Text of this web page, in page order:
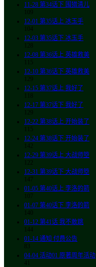
11-28 第34话下 围猎清儿
109
12-01 第35话上 冰玉手
104
12-03 第35话下 冰玉手
128
12-08 第36话上 英雄救美
115
12-10 第36话下 英雄救美
129
12-15 第37话上 我好了
118
12-17 第37话下 我好了
129
12-22 第38话上 开始装了
115
12-24 第38话下 开始装了
142
12-29 第39话上 大战师箜
122
12-31 第39话下 大战师箜
147
01-05 第40话上 李洛的箭
107
01-07 第40话下 李洛的箭
140
01-12 第41话 我不敢跳
144
01-14 通知 付费公告
83
04-04 活动01 原著周年活动
41